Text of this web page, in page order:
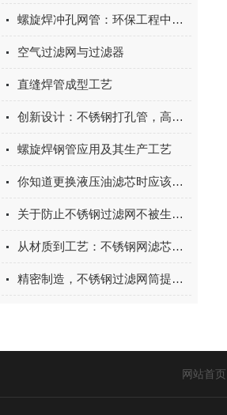
螺旋焊冲孔网管：环保工程中的固液分离技术
空气过滤网与过滤器
直缝焊管成型工艺
创新设计：不锈钢打孔管，高效透气与美观并存的完满选择
螺旋焊钢管应用及其生产工艺
你知道更换液压油滤芯时应该注意什么吗
关于防止不锈钢过滤网不被生锈的建议
从材质到工艺：不锈钢网滤芯的定制化过滤解决方案
精密制造，不锈钢过滤网筒提升过滤品质
网站首页